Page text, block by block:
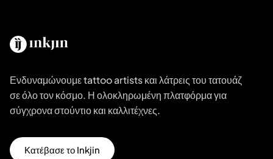
Ενδυναμώνουμε tattoo artists και λάτρεις του τατουάζ
σε όλο τον κόσμο. Η ολοκληρωμένη πλατφόρμα για
σύγχρονα στούντιο και καλλιτέχνες.
Κατέβασε το Inkjin